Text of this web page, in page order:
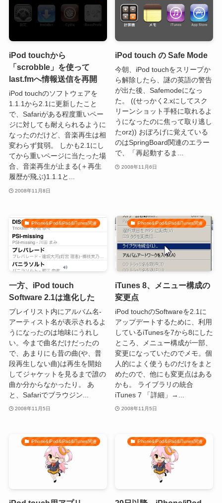
iPod touchから
「scrobble」を使って
last.fmへ情報送信を再開
iPod touchのソフトウェアを
1.1.1から2.1に更新したこと
で、Safariがある程度重いペー
ジに対しても耐えられるように
なったのだけど、音楽再生は相
変わらず貧弱。 しかも2.1にし
てから重いページに当たった場
合、音楽再生が止まる(＋再生
履歴が飛ぶ)1.1.1と...
2008年11月8日
iPod touch の Safe Mode
今朝、iPod touchをスリープか
ら解除したら、謎の英語の警告
が出た後、Safemodeになっ
た。 ((せっかく2.xにしてスク
リーンショット手軽に取れるよ
うになったのに焦って取り逃し
たorz)) おぼろげに覚えている
のはSpringBoard関連のエラー
で、「再起動するま...
2008年11月6日
iPhone&iPod&iPad&iTunes関連
一方、iPod touch
Software 2.1は進化した
プレイリスト内にアルバム名-
アーティスト名が表示されるよ
うになったのは地味にうれし
い。今まで曲名だけだったの
で、あまりにも昔の曲(や、普
段再生しない曲)は再生を開始
してジャケットを見るまで誰の
曲か分からなかったり。 あ
と、Safariでブラウジン...
2008年11月5日
iPhone&iPod&iPad&iTunes関連
iTunes 8、メニュー構成の
変更点
iPod touchのSoftwareを2.1に
アップデートするために、利用
しているiTunesを7から8にした
ところ、メニュー構成が一部、
変更になっていたのでメモ。個
人的によく使うものだけをまと
めたので、他にも変更点はある
かも。 ライブラリの統合
iTunes 7 「詳細」→...
2008年11月5日
iPhone&iPod&iPad&iTunes関連 iPhone&iPod&iPad&iTunes関連